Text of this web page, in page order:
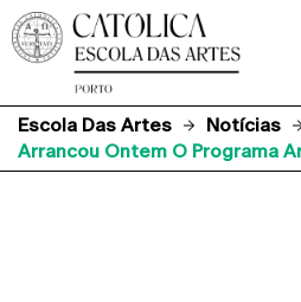
Escola Das Artes
Notícias
Arrancou Ontem O Programa